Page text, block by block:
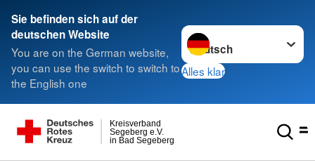
Sie befinden sich auf der
deutschen Website
You are on the German website,
you can use the switch to switch to
the English one
Sprache wechseln zu
Alles klar
in Bad Segeberg
Segeberg e.V.
Kreisverband